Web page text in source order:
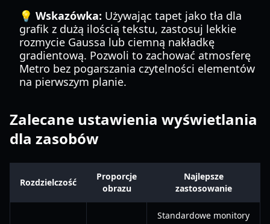
💡 Wskazówka: Używając tapet jako tła dla
grafik z dużą ilością tekstu, zastosuj lekkie
rozmycie Gaussa lub ciemną nakładkę
gradientową. Pozwoli to zachować atmosferę
Metro bez pogarszania czytelności elementów
na pierwszym planie.
Zalecane ustawienia wyświetlania
dla zasobów
Rozdzielczość
Proporcje
obrazu
Najlepsze
zastosowanie
Standardowe monitory